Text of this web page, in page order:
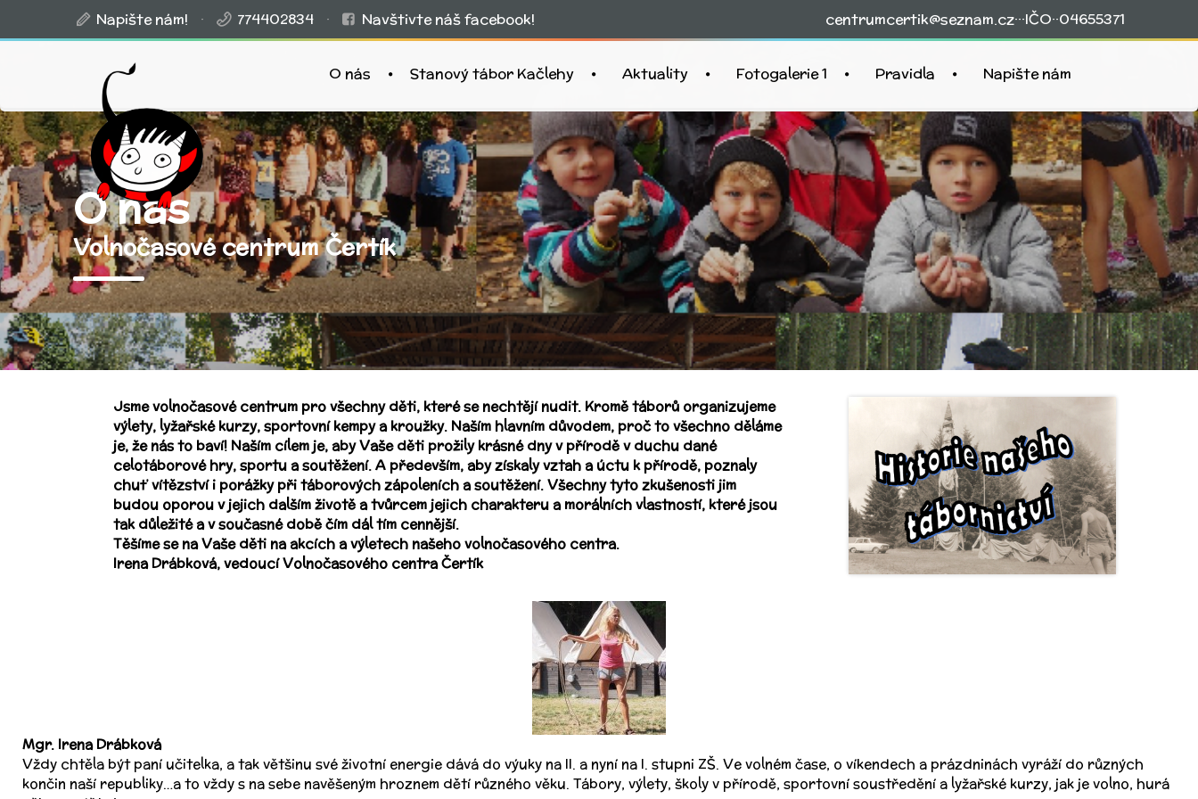
Napište nám! · 774402834 · Navštivte náš facebook! centrumcertik@seznam.cz···IČO··04655371
O nás Stanový tábor Kačlehy Aktuality Fotogalerie 1 Pravidla Napište nám
O nás
Volnočasové centrum Čertík
Jsme volnočasové centrum pro všechny děti, které se nechtějí nudit. Kromě táborů organizujeme
výlety, lyžařské kurzy, sportovní kempy a kroužky. Naším hlavním důvodem, proč to všechno děláme
je, že nás to baví! Naším cílem je, aby Vaše děti prožily krásné dny v přírodě v duchu dané
celotáborové hry, sportu a soutěžení. A především, aby získaly vztah a úctu k přírodě, poznaly
chuť vítězství i porážky při táborových zápoleních a soutěžení. Všechny tyto zkušenosti jim
budou oporou v jejich dalším životě a tvůrcem jejich charakteru a morálních vlastností, které jsou
tak důležité a v současné době čím dál tím cennější.
Těšíme se na Vaše děti na akcích a výletech našeho volnočasového centra.
Irena Drábková, vedoucí Volnočasového centra Čertík
Mgr. Irena Drábková
Vždy chtěla být paní učitelka, a tak většinu své životní energie dává do výuky na II. a nyní na I. stupni ZŠ. Ve volném čase, o víkendech a prázdninách vyráží do různých
končin naší republiky…a to vždy s na sebe navěšeným hroznem dětí různého věku. Tábory, výlety, školy v přírodě, sportovní soustředění a lyžařské kurzy, jak je volno, hurá